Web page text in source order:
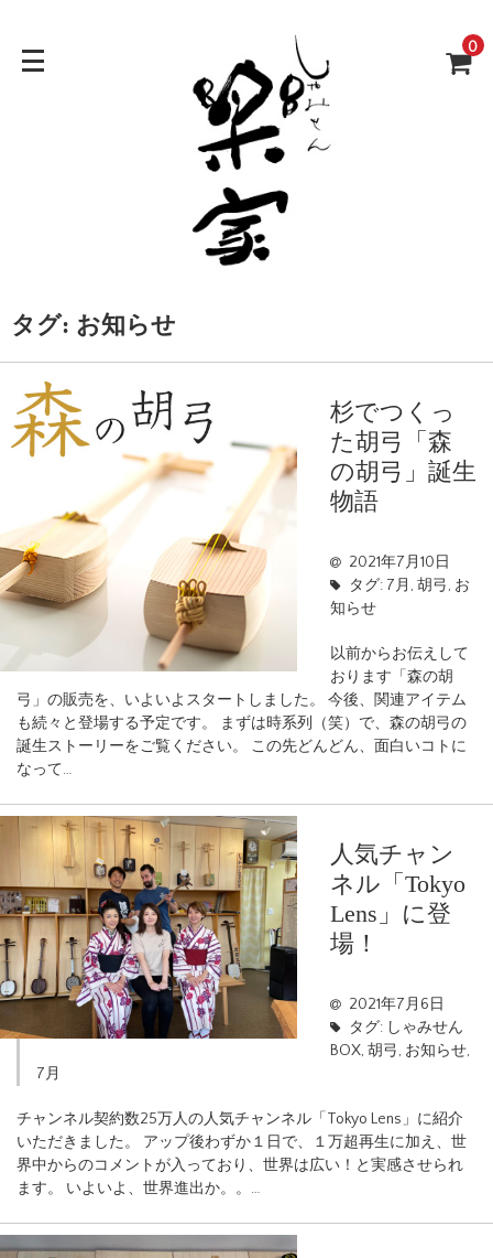
0
タグ: お知らせ
杉でつくっ
た胡弓「森
の胡弓」誕生
物語
2021年7月10日
タグ: 7月 , 胡弓, お
知らせ
以前からお伝えして
おります「森の胡
弓」の販売を、いよいよスタートしました。 今後、関連アイテム
も続々と登場する予定です。 まずは時系列（笑）で、森の胡弓の
誕生ストーリーをご覧ください。 この先どんどん、面白いコトに
なって…
人気チャン
ネル「Tokyo
Lens」に登
場！
2021年7月6日
タグ: しゃみせん
BOX, 胡弓, お知らせ,
7月
チャンネル契約数25万人の人気チャンネル「Tokyo Lens」に紹介
いただきました。 アップ後わずか１日で、１万超再生に加え、世
界中からのコメントが入っており、世界は広い！と実感させられ
ます。 いよいよ、世界進出か。。…